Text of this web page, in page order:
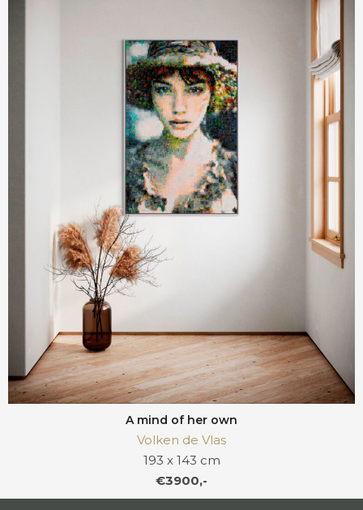
A mind of her own
Volken de Vlas
193 x 143 cm
€3900,-